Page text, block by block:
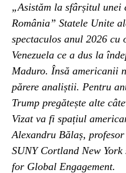
„Asistăm la sfârșitul unei
România” Statele Unite
spectaculos anul 2026 cu
Venezuela ce a dus la
Maduro. Însă americanii
părere analiștii. Pentru
Trump pregătește alte
Vizat va fi spațiul
Alexandru Bălaș,
SUNY Cortland New
for Global Engagement.